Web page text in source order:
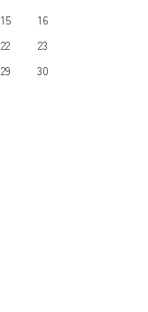
15
16
22
23
29
30